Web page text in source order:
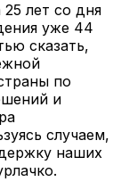
лет со дня
уже 44
сказать,
по
и
случаем,
наших